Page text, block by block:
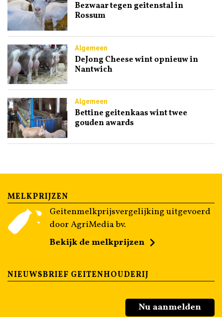
Bezwaar tegen geitenstal in
Rossum
Algemeen
DeJong Cheese wint opnieuw in
Nantwich
Algemeen
Bettine geitenkaas wint twee
gouden awards
MELKPRIJZEN
Geitenmelkprijsvergelijking uitgevoerd
door AgriMedia bv.
Bekijk de melkprijzen
NIEUWSBRIEF GEITENHOUDERIJ
Nu aanmelden